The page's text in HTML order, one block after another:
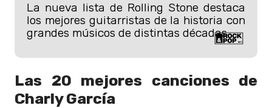
La nueva lista de Rolling Stone destaca
los mejores guitarristas de la historia con
grandes músicos de distintas décadas.
Las 20 mejores canciones de
Charly García